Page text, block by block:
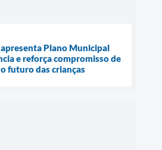
Plano Municipal
e reforça compromisso de
futuro das crianças